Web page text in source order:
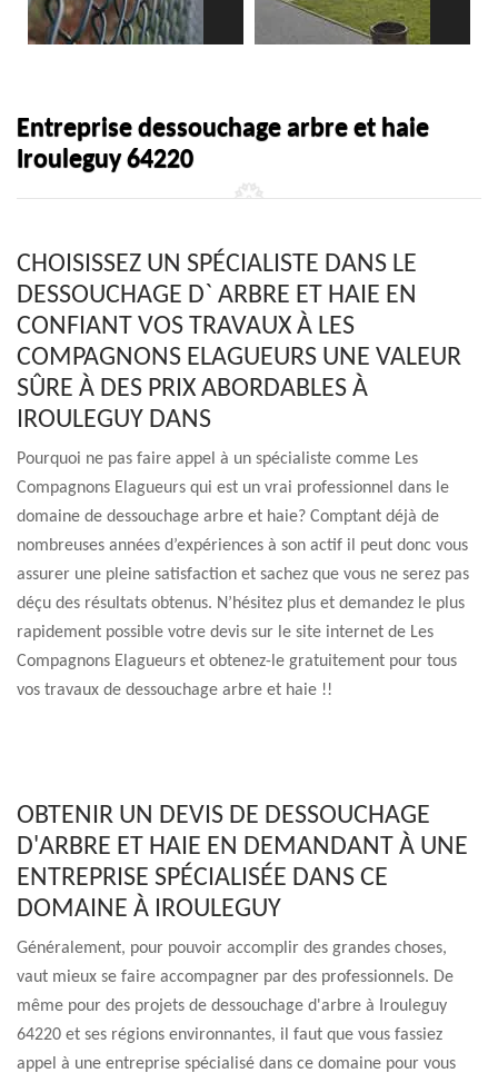
Entreprise dessouchage arbre et haie
Irouleguy 64220
CHOISISSEZ UN SPÉCIALISTE DANS LE
DESSOUCHAGE D` ARBRE ET HAIE EN
CONFIANT VOS TRAVAUX À LES
COMPAGNONS ELAGUEURS UNE VALEUR
SÛRE À DES PRIX ABORDABLES À
IROULEGUY DANS
Pourquoi ne pas faire appel à un spécialiste comme Les
Compagnons Elagueurs qui est un vrai professionnel dans le
domaine de dessouchage arbre et haie? Comptant déjà de
nombreuses années d’expériences à son actif il peut donc vous
assurer une pleine satisfaction et sachez que vous ne serez pas
déçu des résultats obtenus. N’hésitez plus et demandez le plus
rapidement possible votre devis sur le site internet de Les
Compagnons Elagueurs et obtenez-le gratuitement pour tous
vos travaux de dessouchage arbre et haie !!
OBTENIR UN DEVIS DE DESSOUCHAGE
D'ARBRE ET HAIE EN DEMANDANT À UNE
ENTREPRISE SPÉCIALISÉE DANS CE
DOMAINE À IROULEGUY
Généralement, pour pouvoir accomplir des grandes choses,
vaut mieux se faire accompagner par des professionnels. De
même pour des projets de dessouchage d'arbre à Irouleguy
64220 et ses régions environnantes, il faut que vous fassiez
appel à une entreprise spécialisé dans ce domaine pour vous